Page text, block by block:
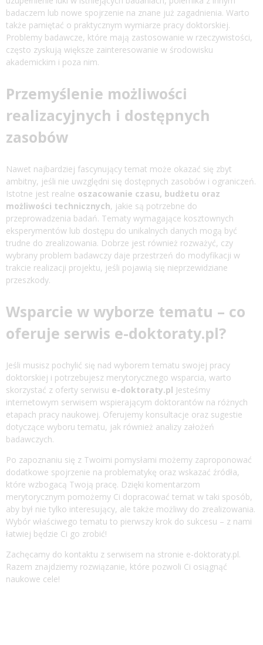
badaczem lub nowe spojrzenie na znane już zagadnienia. Warto
także pamiętać o praktycznym wymiarze pracy doktorskiej.
Problemy badawcze, które mają zastosowanie w rzeczywistości,
często zyskują większe zainteresowanie w środowisku
akademickim i poza nim.
Przemyślenie możliwości
realizacyjnych i dostępnych
zasobów
Nawet najbardziej fascynujący temat może okazać się zbyt
ambitny, jeśli nie uwzględni się dostępnych zasobów i ograniczeń.
Istotne jest realne oszacowanie czasu, budżetu oraz
możliwości technicznych, jakie są potrzebne do
przeprowadzenia badań. Tematy wymagające kosztownych
eksperymentów lub dostępu do unikalnych danych mogą być
trudne do zrealizowania. Dobrze jest również rozważyć, czy
wybrany problem badawczy daje przestrzeń do modyfikacji w
trakcie realizacji projektu, jeśli pojawią się nieprzewidziane
przeszkody.
Wsparcie w wyborze tematu – co
oferuje serwis e-doktoraty.pl?
Jeśli musisz pochylić się nad wyborem tematu swojej pracy
doktorskiej i potrzebujesz merytorycznego wsparcia, warto
skorzystać z oferty serwisu e-doktoraty.pl Jesteśmy
internetowym serwisem wspierającym doktorantów na różnych
etapach pracy naukowej. Oferujemy konsultacje oraz sugestie
dotyczące wyboru tematu, jak również analizy założeń
badawczych.
Po zapoznaniu się z Twoimi pomysłami możemy zaproponować
dodatkowe spojrzenie na problematykę oraz wskazać źródła,
które wzbogacą Twoją pracę. Dzięki komentarzom
merytorycznym pomożemy Ci dopracować temat w taki sposób,
aby był nie tylko interesujący, ale także możliwy do zrealizowania.
Wybór właściwego tematu to pierwszy krok do sukcesu – z nami
łatwiej będzie Ci go zrobić!
Zachęcamy do kontaktu z serwisem na stronie e-doktoraty.pl.
Razem znajdziemy rozwiązanie, które pozwoli Ci osiągnąć
naukowe cele!